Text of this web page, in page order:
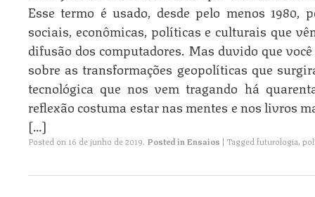
Esse termo é usado, desde pelo menos 1980,
sociais, econômicas, políticas e culturais que
difusão dos computadores. Mas duvido que
sobre as transformações geopolíticas que
tecnológica que nos vem tragando há
reflexão costuma estar nas mentes e nos livros
[…]
Posted on 16 de junho de 2019. Posted in Ensaios | Tagged futurologia,